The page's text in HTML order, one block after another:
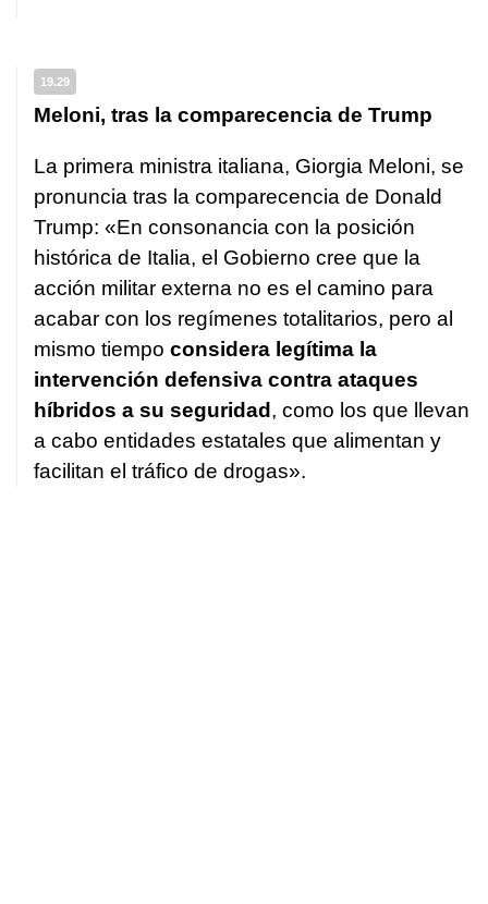
19.29
Meloni, tras la comparecencia de Trump
La primera ministra italiana, Giorgia Meloni, se
pronuncia tras la comparecencia de Donald
Trump: «En consonancia con la posición
histórica de Italia, el Gobierno cree que la
acción militar externa no es el camino para
acabar con los regímenes totalitarios, pero al
mismo tiempo considera legítima la
intervención defensiva contra ataques
híbridos a su seguridad , como los que llevan
a cabo entidades estatales que alimentan y
facilitan el tráfico de drogas».